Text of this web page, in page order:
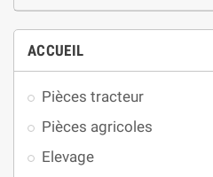
ACCUEIL
Pièces tracteur
Pièces agricoles
Elevage